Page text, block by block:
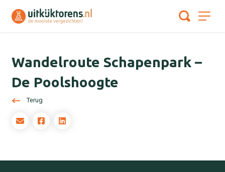
Wandelroute Schapenpark –
De Poolshoogte
Terug